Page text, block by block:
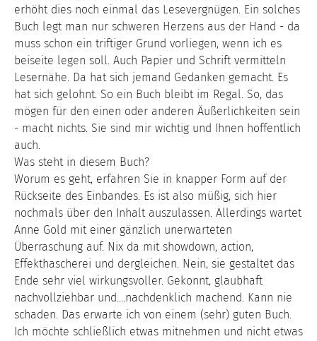
erhöht dies noch einmal das Lesevergnügen. Ein solches
Buch legt man nur schweren Herzens aus der Hand - da
muss schon ein triftiger Grund vorliegen, wenn ich es
beiseite legen soll. Auch Papier und Schrift vermitteln
Lesernähe. Da hat sich jemand Gedanken gemacht. Es
hat sich gelohnt. So ein Buch bleibt im Regal. So, das
mögen für den einen oder anderen Äußerlichkeiten sein
- macht nichts. Sie sind mir wichtig und Ihnen hoffentlich
auch.
Was steht in diesem Buch?
Worum es geht, erfahren Sie in knapper Form auf der
Rückseite des Einbandes. Es ist also müßig, sich hier
nochmals über den Inhalt auszulassen. Allerdings wartet
Anne Gold mit einer gänzlich unerwarteten
Überraschung auf. Nix da mit showdown, action,
Effekthascherei und dergleichen. Nein, sie gestaltet das
Ende sehr viel wirkungsvoller. Gekonnt, glaubhaft
nachvollziehbar und....nachdenklich machend. Kann nie
schaden. Das erwarte ich von einem (sehr) guten Buch.
Ich möchte schließlich etwas mitnehmen und nicht etwas